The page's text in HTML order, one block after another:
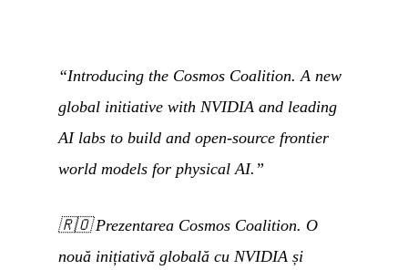
“Introducing the Cosmos Coalition. A new
global initiative with NVIDIA and leading
AI labs to build and open-source frontier
world models for physical AI.”
🇷🇴Prezentarea Cosmos Coalition. O
nouă inițiativă globală cu NVIDIA și